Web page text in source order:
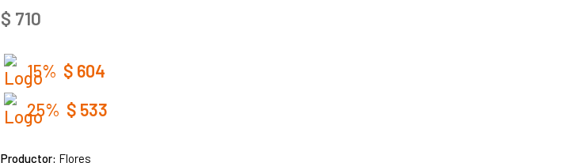
$ 710
15% $ 604
25% $ 533
Productor: Flores